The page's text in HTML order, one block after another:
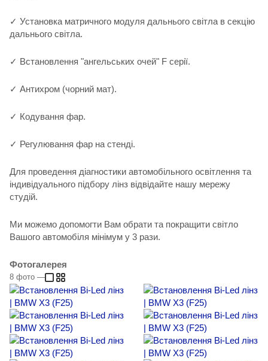
✓ Установка матричного модуля дальнього світла в секцію
дальнього світла.
✓ Встановлення "ангельських очей" F серії.
✓ Антихром (чорний мат).
✓ Кодування фар.
✓ Регулювання фар на стенді.
Для проведення діагностики автомобільного освітлення та
індивідуального підбору лінз відвідайте нашу мережу
студій.
Ми можемо допомогти Вам обрати та покращити світло
Вашого автомобіля мінімум у 3 рази.
Фотогалерея
8 фото —